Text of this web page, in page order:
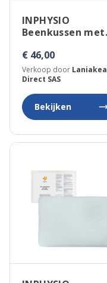
INPHYSIO
Beenkussen met
€ 46,00
Verkoop door Laniakea
Direct SAS
Bekijken